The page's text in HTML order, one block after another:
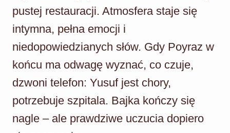
pustej restauracji. Atmosfera staje się
intymna, pełna emocji i
niedopowiedzianych słów. Gdy Poyraz w
końcu ma odwagę wyznać, co czuje,
dzwoni telefon: Yusuf jest chory,
potrzebuje szpitala. Bajka kończy się
nagle – ale prawdziwe uczucia dopiero